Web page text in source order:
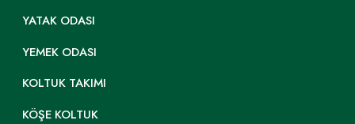
YATAK ODASI
YEMEK ODASI
KOLTUK TAKIMI
KÖŞE KOLTUK